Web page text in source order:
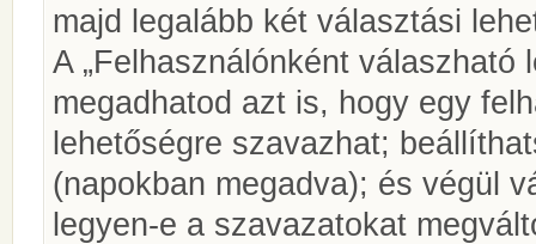
majd legalább két választási
A „Felhasználónként válaszható
megadhatod azt is, hogy egy
lehetőségre szavazhat;
(napokban megadva); és végül
legyen-e a szavazatokat